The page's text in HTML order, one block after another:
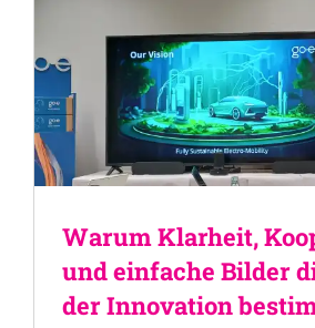
Warum Klarheit,
und einfache Bilder
der Innovation